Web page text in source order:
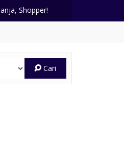
Shopper!
Cari